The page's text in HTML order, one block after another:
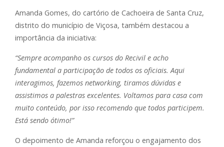
Amanda Gomes, do cartório de Cachoeira de Santa Cruz,
distrito do município de Viçosa, também destacou a
importância da iniciativa:
“Sempre acompanho os cursos do Recivil e acho
fundamental a participação de todos os oficiais. Aqui
interagimos, fazemos networking, tiramos dúvidas e
assistimos a palestras excelentes. Voltamos para casa com
muito conteúdo, por isso recomendo que todos participem.
Está sendo ótimo!”
O depoimento de Amanda reforçou o engajamento dos